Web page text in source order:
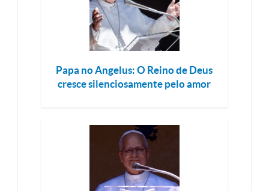
Papa no Angelus: O Reino de Deus
cresce silenciosamente pelo amor